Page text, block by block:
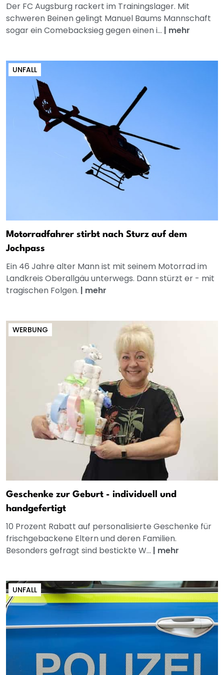
Der FC Augsburg rackert im Trainingslager. Mit
schweren Beinen gelingt Manuel Baums Mannschaft
sogar ein Comebacksieg gegen einen i... | mehr
UNFALL
Motorradfahrer stirbt nach Sturz auf dem
Jochpass
Ein 46 Jahre alter Mann ist mit seinem Motorrad im
Landkreis Oberallgäu unterwegs. Dann stürzt er - mit
tragischen Folgen. | mehr
WERBUNG
Geschenke zur Geburt - individuell und
handgefertigt
10 Prozent Rabatt auf personalisierte Geschenke für
frischgebackene Eltern und deren Familien.
Besonders gefragt sind bestickte W... | mehr
UNFALL